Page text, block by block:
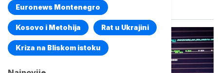
Euronews Montenegro
Kosovo i Metohija Rat u Ukrajini
Kriza na Bliskom istoku
Mobilni telefoni